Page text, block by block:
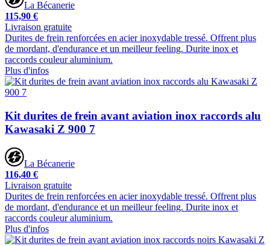
La Bécanerie
115,90 €
Livraison gratuite
Durites de frein renforcées en acier inoxydable tressé. Offrent plus
de mordant, d'endurance et un meilleur feeling. Durite inox et
raccords couleur aluminium.
Plus d'infos
Kit durites de frein avant aviation inox raccords alu
Kawasaki Z 900 7
La Bécanerie
116,40 €
Livraison gratuite
Durites de frein renforcées en acier inoxydable tressé. Offrent plus
de mordant, d'endurance et un meilleur feeling. Durite inox et
raccords couleur aluminium.
Plus d'infos